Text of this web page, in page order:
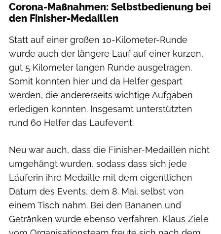
Corona-Maßnahmen: Selbstbedienung bei
den Finisher-Medaillen
Statt auf einer großen 10-Kilometer-Runde
wurde auch der längere Lauf auf einer kurzen,
gut 5 Kilometer langen Runde ausgetragen.
Somit konnten hier und da Helfer gespart
werden, die andererseits wichtige Aufgaben
erledigen konnten. Insgesamt unterstützten
rund 60 Helfer das Laufevent.
Neu war auch, dass die Finisher-Medaillen nicht
umgehängt wurden, sodass dass sich jede
Läuferin ihre Medaille mit dem eigentlichen
Datum des Events, dem 8. Mai, selbst von
einem Tisch nahm. Bei den Bananen und
Getränken wurde ebenso verfahren. Klaus Ziele